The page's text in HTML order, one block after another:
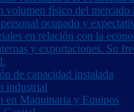
volumen físico del mercado
ocupado y
en relación con la
y exportaciones. Su
de capacidad instalada
industrial
en Maquinaria y Equipos